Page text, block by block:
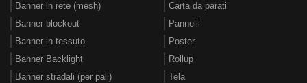
Banner in rete (mesh)
Banner blockout
Banner in tessuto
Banner Backlight
Banner stradali (per pali)
Carta da parati
Pannelli
Poster
Rollup
Tela